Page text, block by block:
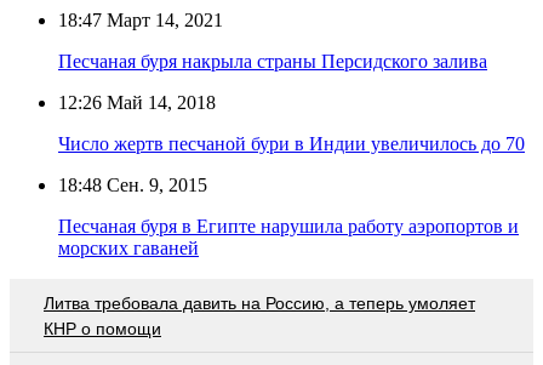
18:47 Март 14, 2021
Песчаная буря накрыла страны Персидского залива
12:26 Май 14, 2018
Число жертв песчаной бури в Индии увеличилось до 70
18:48 Сен. 9, 2015
Песчаная буря в Египте нарушила работу аэропортов и
морских гаваней
Литва требовала давить на Россию, а теперь умоляет
КНР о помощи